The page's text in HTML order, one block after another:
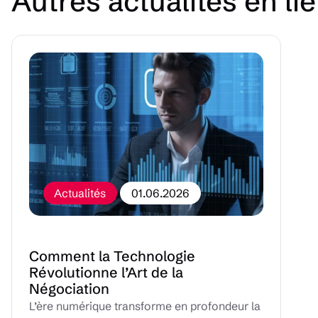
Actualités 01.06.2026
Comment la Technologie
Révolutionne l’Art de la
Négociation
L’ère numérique transforme en profondeur la